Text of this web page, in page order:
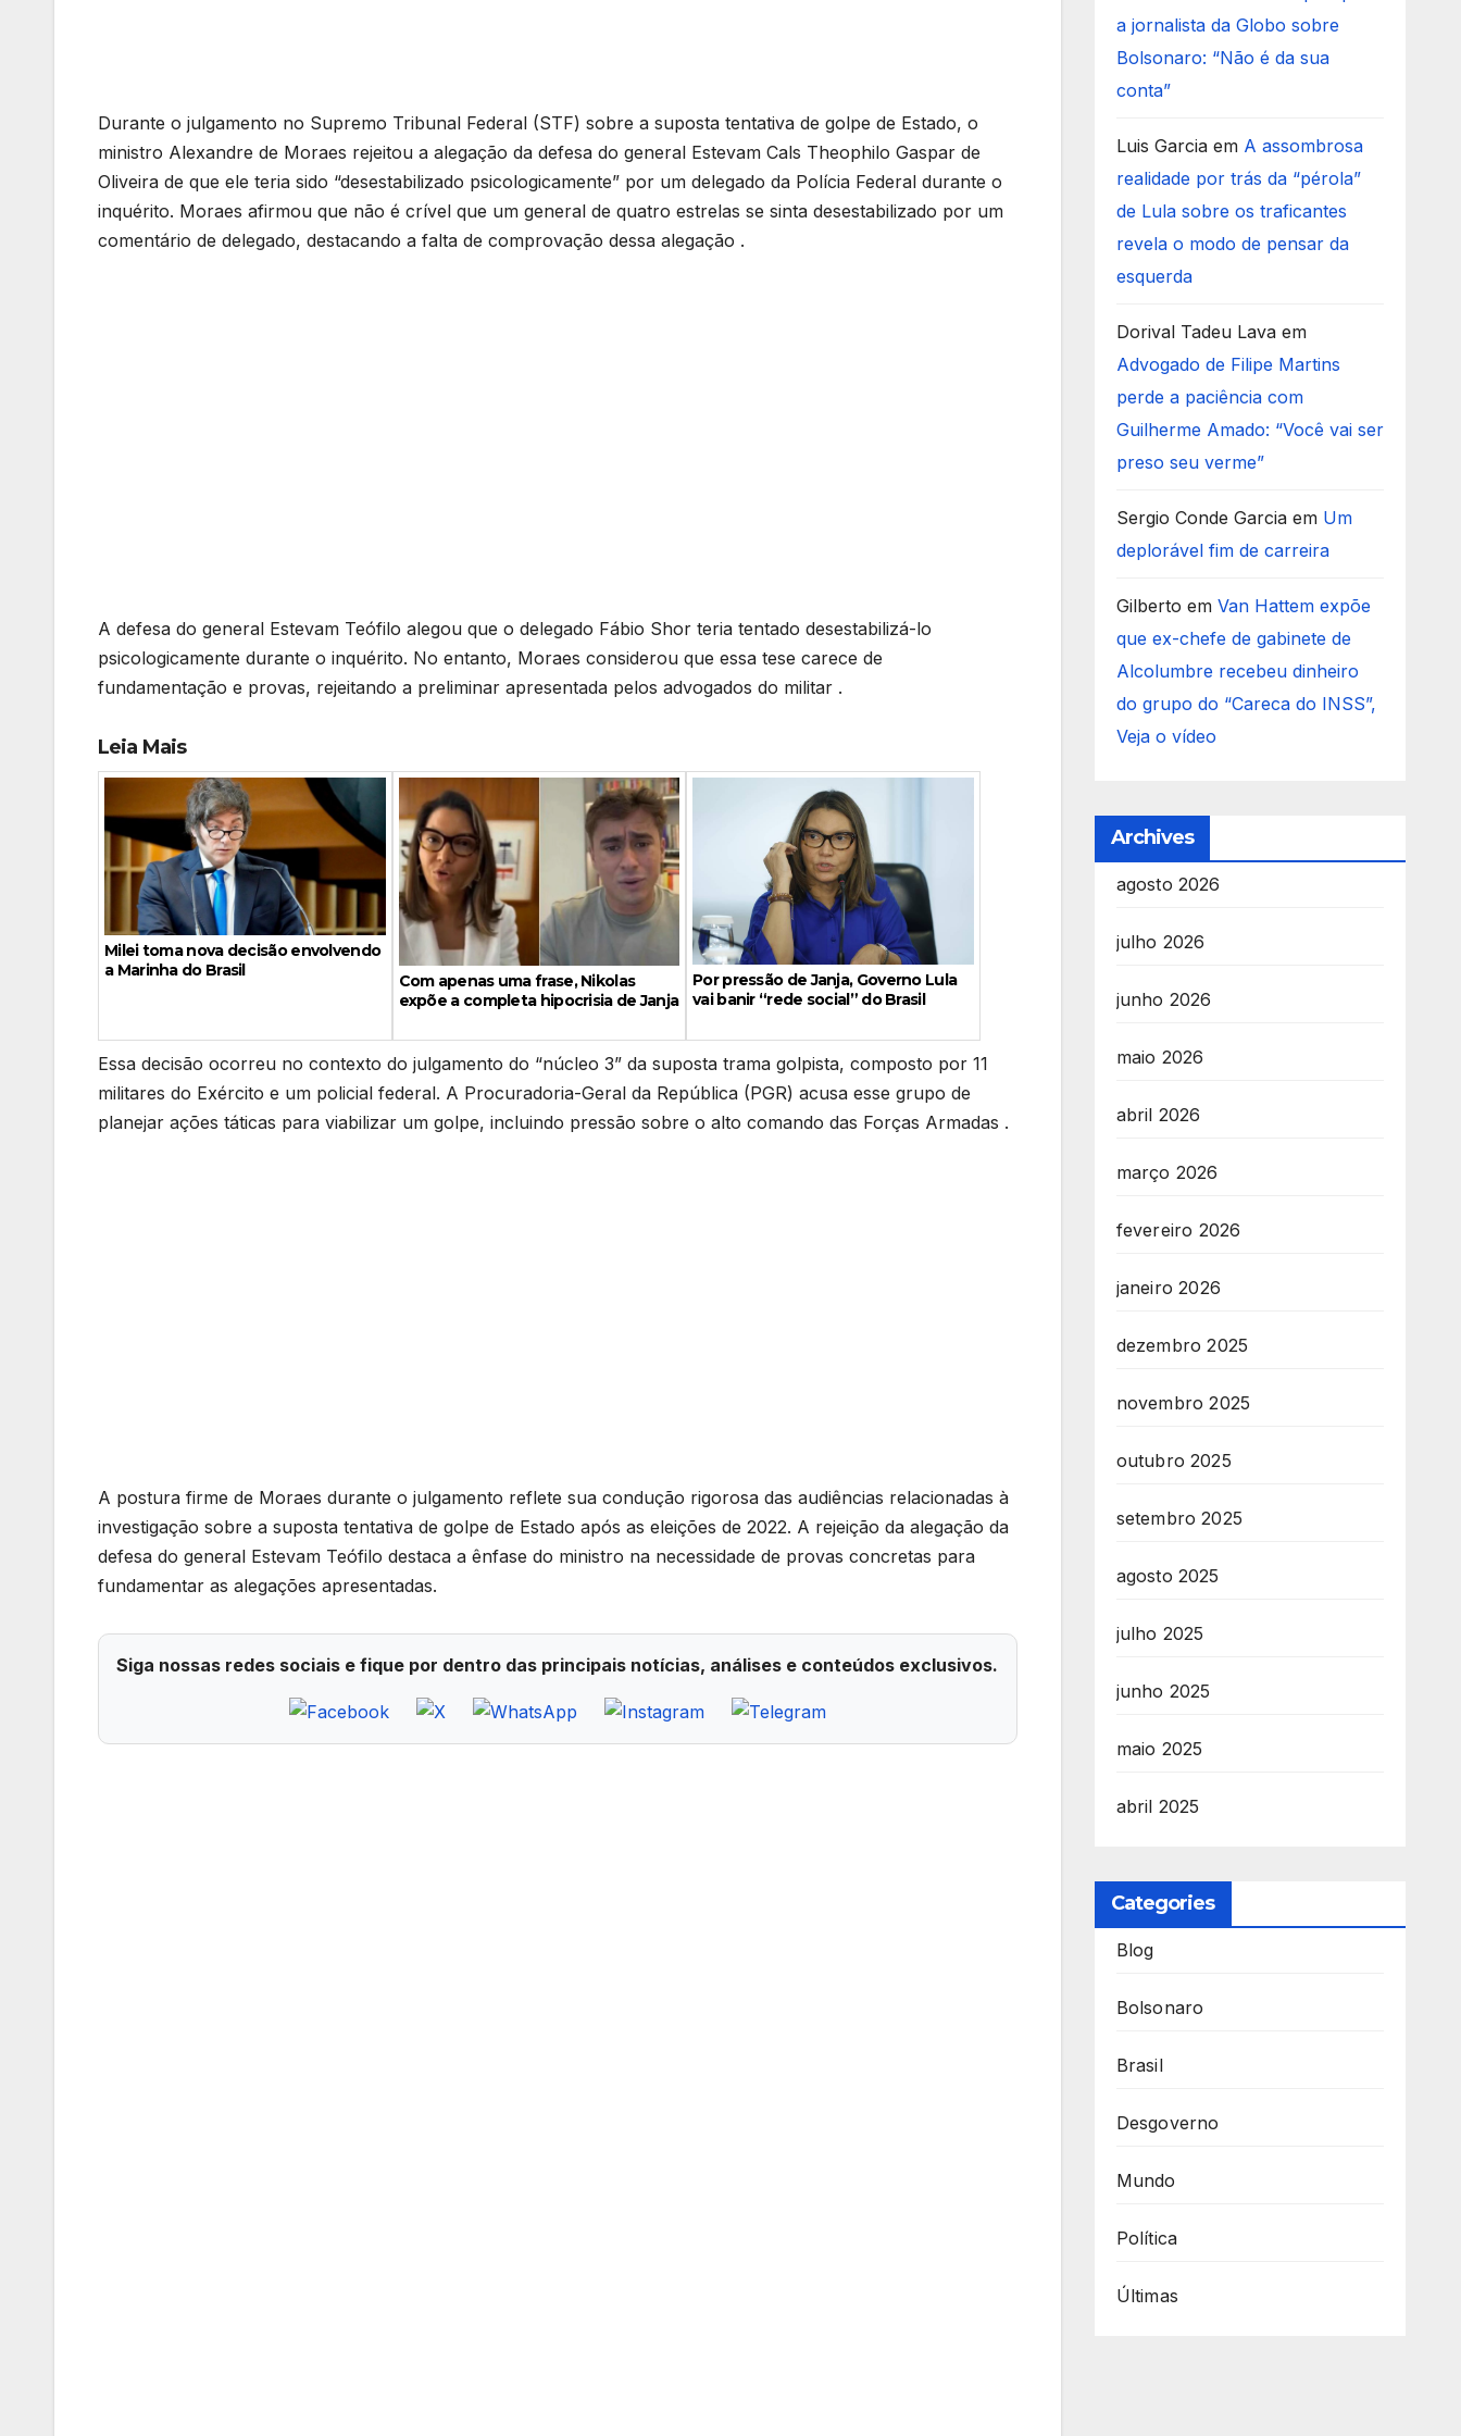
Durante o julgamento no Supremo Tribunal Federal (STF) sobre a suposta tentativa de golpe de Estado, o
ministro Alexandre de Moraes rejeitou a alegação da defesa do general Estevam Cals Theophilo Gaspar de
Oliveira de que ele teria sido “desestabilizado psicologicamente” por um delegado da Polícia Federal durante o
inquérito. Moraes afirmou que não é crível que um general de quatro estrelas se sinta desestabilizado por um
comentário de delegado, destacando a falta de comprovação dessa alegação .
A defesa do general Estevam Teófilo alegou que o delegado Fábio Shor teria tentado desestabilizá-lo
psicologicamente durante o inquérito. No entanto, Moraes considerou que essa tese carece de
fundamentação e provas, rejeitando a preliminar apresentada pelos advogados do militar .
Leia Mais
Milei toma nova decisão envolvendo
a Marinha do Brasil
Com apenas uma frase, Nikolas
expõe a completa hipocrisia de Janja
Por pressão de Janja, Governo Lula
vai banir “rede social” do Brasil
Essa decisão ocorreu no contexto do julgamento do “núcleo 3” da suposta trama golpista, composto por 11
militares do Exército e um policial federal. A Procuradoria-Geral da República (PGR) acusa esse grupo de
planejar ações táticas para viabilizar um golpe, incluindo pressão sobre o alto comando das Forças Armadas .
A postura firme de Moraes durante o julgamento reflete sua condução rigorosa das audiências relacionadas à
investigação sobre a suposta tentativa de golpe de Estado após as eleições de 2022. A rejeição da alegação da
defesa do general Estevam Teófilo destaca a ênfase do ministro na necessidade de provas concretas para
fundamentar as alegações apresentadas.
Siga nossas redes sociais e fique por dentro das principais notícias, análises e conteúdos exclusivos.
a jornalista da Globo sobre
Bolsonaro: “Não é da sua
conta”
Luis Garciaem A assombrosa
realidade por trás da “pérola”
de Lula sobre os traficantes
revela o modo de pensar da
esquerda
Dorival Tadeu Lavaem
Advogado de Filipe Martins
perde a paciência com
Guilherme Amado: “Você vai ser
preso seu verme”
Sergio Conde Garciaem Um
deplorável fim de carreira
Gilberto em Van Hattem expõe
que ex-chefe de gabinete de
Alcolumbre recebeu dinheiro
do grupo do “Careca do INSS”,
Veja o vídeo
Archives
agosto 2026
julho 2026
junho 2026
maio 2026
abril 2026
março 2026
fevereiro 2026
janeiro 2026
dezembro 2025
novembro 2025
outubro 2025
setembro 2025
agosto 2025
julho 2025
junho 2025
maio 2025
abril 2025
Categories
Blog
Bolsonaro
Brasil
Desgoverno
Mundo
Política
Últimas